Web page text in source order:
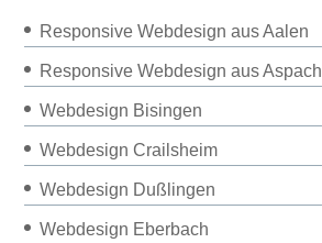
Responsive Webdesign aus Aalen
Responsive Webdesign aus Aspach
Webdesign Bisingen
Webdesign Crailsheim
Webdesign Dußlingen
Webdesign Eberbach